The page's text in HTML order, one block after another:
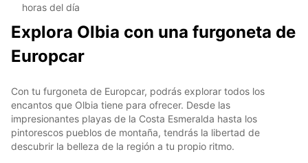
horas del día
Explora Olbia con una furgoneta de
Europcar
Con tu furgoneta de Europcar, podrás explorar todos los
encantos que Olbia tiene para ofrecer. Desde las
impresionantes playas de la Costa Esmeralda hasta los
pintorescos pueblos de montaña, tendrás la libertad de
descubrir la belleza de la región a tu propio ritmo.